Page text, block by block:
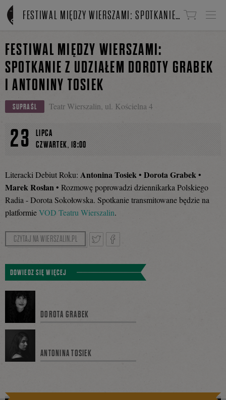
Linki do przejścia
FESTIWAL MIĘDZY WIERSZAMI: SPOTKANIE Z UDZIAŁEM DOROTY GRABEK I ANTONINY TOSIEK
FESTIWAL MIĘDZY WIERSZAMI:
SPOTKANIE Z UDZIAŁEM DOROTY GRABEK
I ANTONINY TOSIEK
SUPRAŚL Teatr Wierszalin, ul. Kościelna 4
23
LIPCA
CZWARTEK,18:00
Literacki Debiut Roku: Antonina Tosiek • Dorota Grabek •
Marek Rosłan • Rozmowę poprowadzi dziennikarka Polskiego
Radia - Dorota Sokołowska. Spotkanie transmitowane będzie na
platformieVOD Teatru Wierszalin.
CZYTAJ NA WIERSZALIN.PL
TweetnijPodziel
DOWIEDZ SIĘ WIĘCEJ
DOROTA GRABEK
ANTONINA TOSIEK